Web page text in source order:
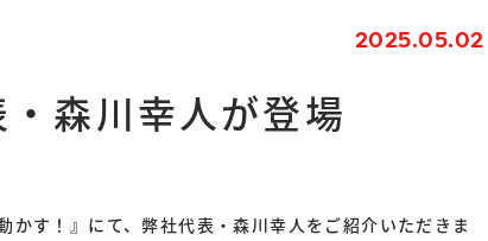
2025.05.02
森川幸人が登場
す！』にて、弊社代表・森川幸人をご紹介いただきま